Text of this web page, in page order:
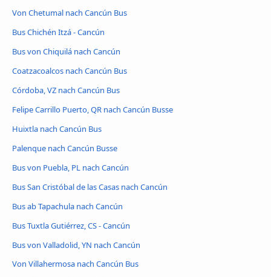
Von Chetumal nach Cancún Bus
Bus Chichén Itzá - Cancún
Bus von Chiquilá nach Cancún
Coatzacoalcos nach Cancún Bus
Córdoba, VZ nach Cancún Bus
Felipe Carrillo Puerto, QR nach Cancún Busse
Huixtla nach Cancún Bus
Palenque nach Cancún Busse
Bus von Puebla, PL nach Cancún
Bus San Cristóbal de las Casas nach Cancún
Bus ab Tapachula nach Cancún
Bus Tuxtla Gutiérrez, CS - Cancún
Bus von Valladolid, YN nach Cancún
Von Villahermosa nach Cancún Bus